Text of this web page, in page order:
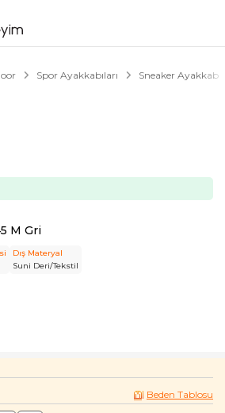
Spor Ayakkabıları Sneaker
M Gri
Dış Materyal
Suni Deri/Tekstil
1/6
Beden Tablosu